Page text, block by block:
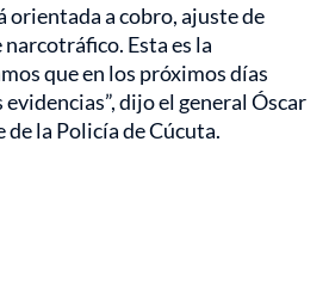
orientada a cobro, ajuste de
Esta es la
que en los próximos días
dijo el general Óscar
la Policía de Cúcuta.